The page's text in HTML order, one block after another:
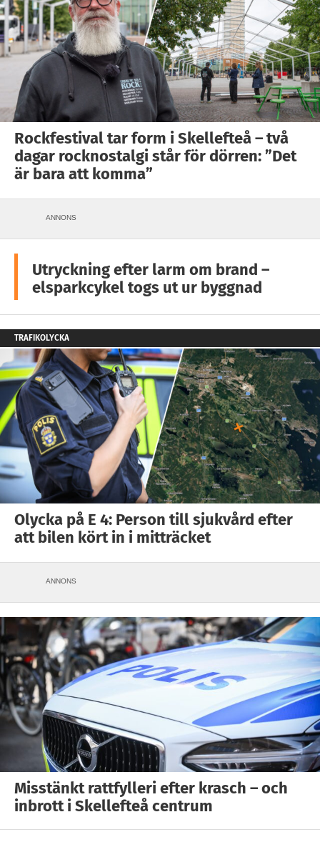
Rockfestival tar form i Skellefteå – två
dagar rocknostalgi står för dörren: ”Det
är bara att komma”
ANNONS
Utryckning efter larm om brand –
elsparkcykel togs ut ur byggnad
TRAFIKOLYCKA
Olycka på E 4: Person till sjukvård efter
att bilen kört in i mitträcket
ANNONS
Misstänkt rattfylleri efter krasch – och
inbrott i Skellefteå centrum